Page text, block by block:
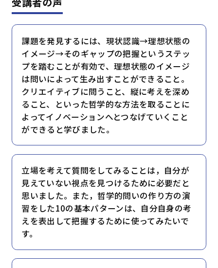
課題を発見するには、現状認識→理想状態の
イメージ→そのギャップの把握というステッ
プを踏むことが有効で、理想状態のイメージ
は問いによって生み出すことができること。
クリエイティブに問うこと、縦に考えを深め
ること、といった哲学的な方法を取ることに
よってイノベーションへとつなげていくこと
ができると学びました。
立場を考えて質問をしてみることは，自分が
見えていない視点を見つけるために必要だと
思いました。また，哲学的問いの作り方の演
習をした10の基本パターンは、自分自身の考
えを表出して把握するために使ってみたいで
す。